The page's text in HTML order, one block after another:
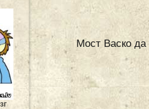
Мост Васко